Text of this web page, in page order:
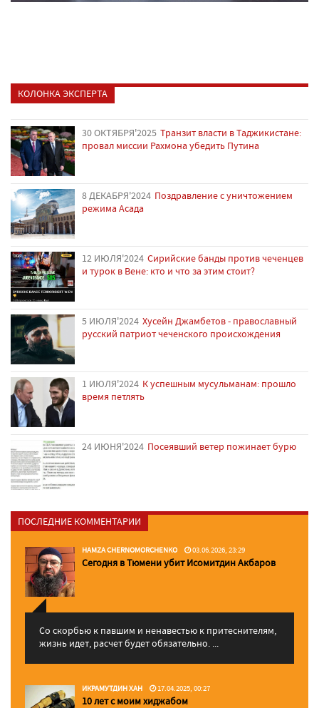
КОЛОНКА ЭКСПЕРТА
30 ОКТЯБРЯ'2025 Транзит власти в Таджикистане:
провал миссии Рахмона убедить Путина
8 ДЕКАБРЯ'2024 Поздравление с уничтожением
режима Асада
12 ИЮЛЯ'2024 Сирийские банды против чеченцев
и турок в Вене: кто и что за этим стоит?
5 ИЮЛЯ'2024 Хусейн Джамбетов - православный
русский патриот чеченского происхождения
1 ИЮЛЯ'2024 К успешным мусульманам: прошло
время петлять
24 ИЮНЯ'2024 Посеявший ветер пожинает бурю
ПОСЛЕДНИЕ КОММЕНТАРИИ
HAMZA CHERNOMORCHENKO 03.06.2026, 23:29
Сегодня в Тюмени убит Исомитдин Акбаров
Со скорбью к павшим и ненавестью к притеснителям,
жизнь идет, расчет будет обязательно. ...
ИКРАМУТДИН ХАН 17.04.2025, 00:27
10 лет с моим хиджабом